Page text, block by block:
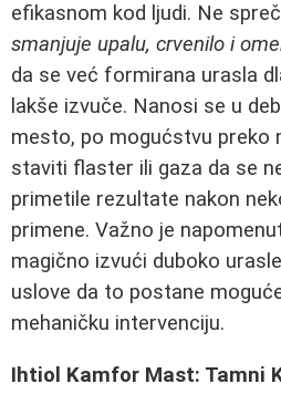
efikasnom kod ljudi. Ne
smanjuje upalu, crvenilo i
da se već formirana urasla
lakše izvuče. Nanosi se u
mesto, po mogućstvu preko
staviti flaster ili gaza da se
primetile rezultate nakon
primene. Važno je
magično izvući duboko
uslove da to postane
mehaničku intervenciju.
Ihtiol Kamfor Mast: Tamni